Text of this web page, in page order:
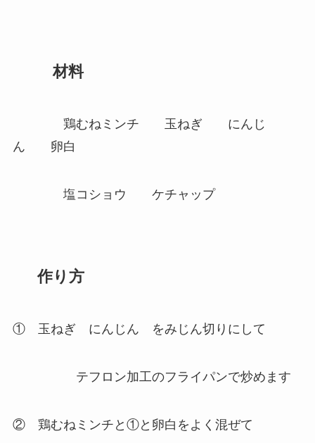
材料
鶏むねミンチ 玉ねぎ にんじ
ん 卵白
塩コショウ ケチャップ
作り方
① 玉ねぎ にんじん をみじん切りにして
テフロン加工のフライパンで炒めます
② 鶏むねミンチと①と卵白をよく混ぜて